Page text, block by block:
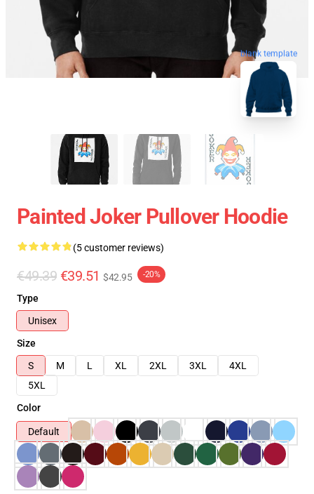
blank template
Painted Joker Pullover Hoodie
(5 customer reviews)
€49.39 €39.51 $42.95 -20%
Type
Unisex
Size
S
M L XL 2XL 3XL
4XL
5XL
Color
Default